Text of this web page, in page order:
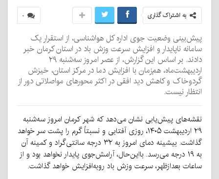
۰ به اشتراک گذاری
پیش‌بینی وضعیت جوی اداره کل هواشناسی، از استقرار یک
سامانه ناپایدار و افزایش سرعت وزش باد در استان کرمان خبر
دادند. بر اساس این گزارش، از عصر امروز سه‌شنبه ۲۹
اردیبهشت‌ماه، هم‌زمان با افزایش دما در مرکز استان، خیزش
گردوخاک و کاهش دید افقی در اکثر محورهای مواصلاتی دور از
انتظار نیست.
نقشه‌های پیش‌یابی نشان می‌دهد که شهر کرمان امروز سه‌شنبه
۲۹ اردیبهشت ۱۴۰۵، روزی آفتابی و نسبتاً گرم را پشت سر خواهد
گذاشت. بیشینه دمای امروز به ۳۲ درجه سانتی‌گراد و کمینه آن
به ۱۹ درجه می‌رسد. بااین‌حال، آرامش‌جوی پایدار نخواهد بود و از
ساعات بعدازظهر، سرعت وزش باد روبه‌افزایش خواهد گذاشت.